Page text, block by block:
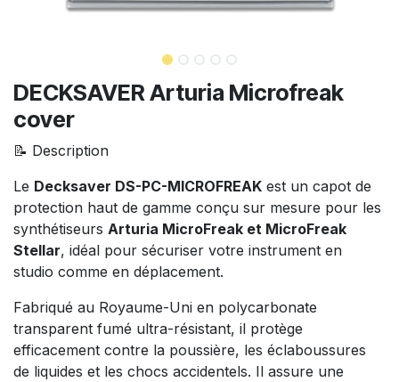
DECKSAVER Arturia Microfreak
cover
📝 Description
Le Decksaver DS-PC-MICROFREAK est un capot de
protection haut de gamme conçu sur mesure pour les
synthétiseurs Arturia MicroFreak et MicroFreak
Stellar, idéal pour sécuriser votre instrument en
studio comme en déplacement.
Fabriqué au Royaume-Uni en polycarbonate
transparent fumé ultra-résistant, il protège
efficacement contre la poussière, les éclaboussures
de liquides et les chocs accidentels. Il assure une